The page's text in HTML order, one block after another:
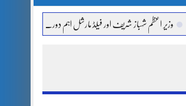
وزیر اعظم شہباز شریف اور فیلڈ مارشل اہم دورے پر سعودی عرب